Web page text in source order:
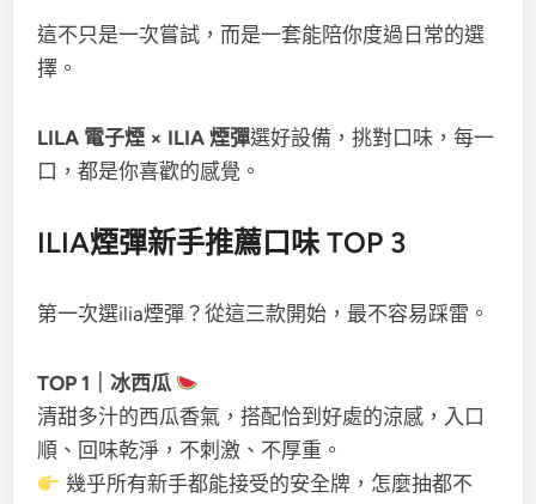
這不只是一次嘗試，而是一套能陪你度過日常的選
擇。
LILA 電子煙 × ILIA 煙彈選好設備，挑對口味，每一
口，都是你喜歡的感覺。
ILIA煙彈新手推薦口味 TOP 3
第一次選ilia煙彈？從這三款開始，最不容易踩雷。
TOP 1｜冰西瓜
清甜多汁的西瓜香氣，搭配恰到好處的涼感，入口
順、回味乾淨，不刺激、不厚重。
幾乎所有新手都能接受的安全牌，怎麼抽都不